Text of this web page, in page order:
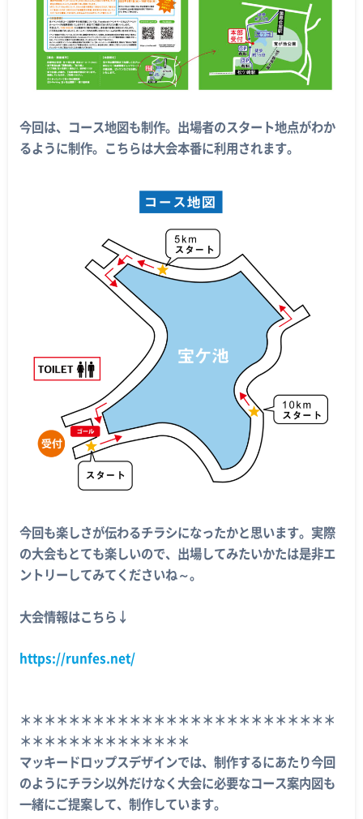
今回は、コース地図も制作。出場者のスタート地点がわか
るように制作。こちらは大会本番に利用されます。
今回も楽しさが伝わるチラシになったかと思います。実際
の大会もとても楽しいので、出場してみたいかたは是非エ
ントリーしてみてくださいね～。
大会情報はこちら↓
https://runfes.net/
＊＊＊＊＊＊＊＊＊＊＊＊＊＊＊＊＊＊＊＊＊＊＊＊＊＊
＊＊＊＊＊＊＊＊＊＊＊＊＊＊
マッキードロップスデザインでは、制作するにあたり今回
のようにチラシ以外だけなく大会に必要なコース案内図も
一緒にご提案して、制作しています。